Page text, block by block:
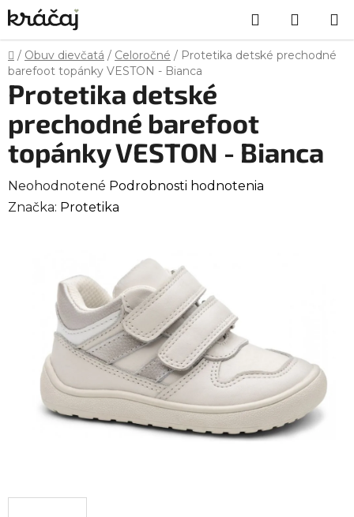
Prejsť
na
obsah
Hľadať
KOŠÍK
Domov
/ Obuv dievčatá / Celoročné / Protetika detské prechodné
barefoot topánky VESTON - Bianca
Protetika detské
prechodné barefoot
topánky VESTON - Bianca
Priemerné
hodnotenie
hviezdičiek.
Neohodnotené Podrobnosti hodnotenia
Značka: Protetika